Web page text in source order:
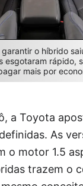
o híbrido
esgotaram rápido,
mais por
a Toyota
As
o motor 1.5
trazem o